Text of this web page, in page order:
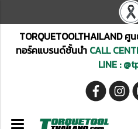
TORQUETOOLTHAILAND
ทอร์คแบรนด์ชั้นนำCALL
LINE :